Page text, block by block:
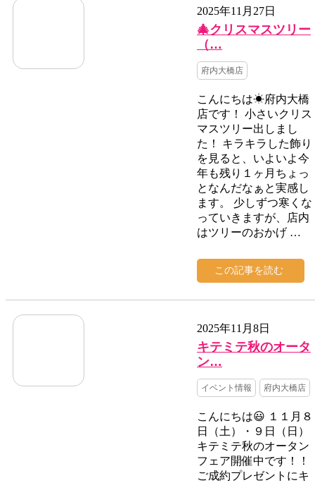
2025年11月27日
🎄クリスマスツリー
（…
府内大橋店
こんにちは☀府内大橋
店です！ 小さいクリス
マスツリー出しまし
た！ キラキラした飾り
を見ると、いよいよ今
年も残り１ヶ月ちょっ
となんだなぁと実感し
ます。 少しずつ寒くな
っていきますが、店内
はツリーのおかげ …
この記事を読む
2025年11月8日
キテミテ秋のオータ
ン…
イベント情報 府内大橋店
こんにちは😃 １１月８
日（土）・９日（日）
キテミテ秋のオータン
フェア開催中です！！
ご成約プレゼントにキ